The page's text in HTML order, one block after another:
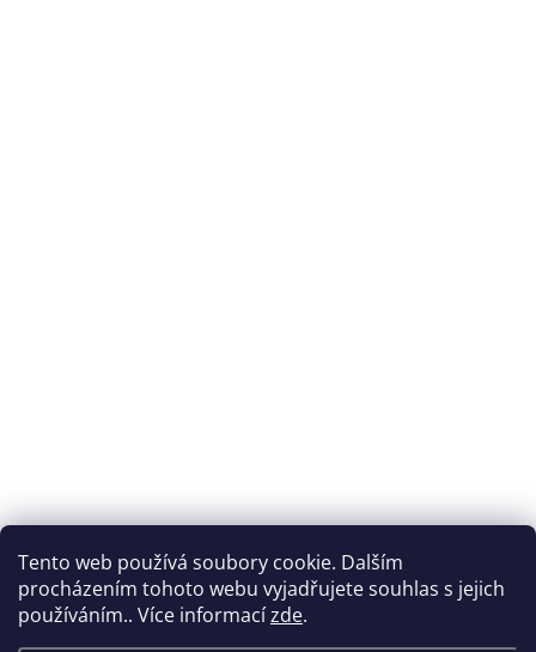
Tento web používá soubory cookie. Dalším
procházením tohoto webu vyjadřujete souhlas s jejich
používáním.. Více informacízde.